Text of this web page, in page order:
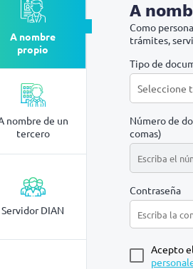
A nombre
propio
nombre de un
tercero
Servidor DIAN
A
Como
trámites,
Tipo de
Seleccione
Número de
comas)
Contraseña
Acepto el